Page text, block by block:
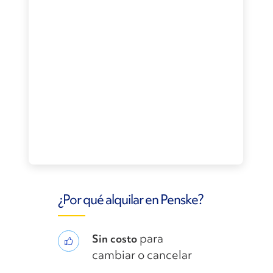
¿Por qué alquilar en Penske?
Sin costo para
cambiar o cancelar